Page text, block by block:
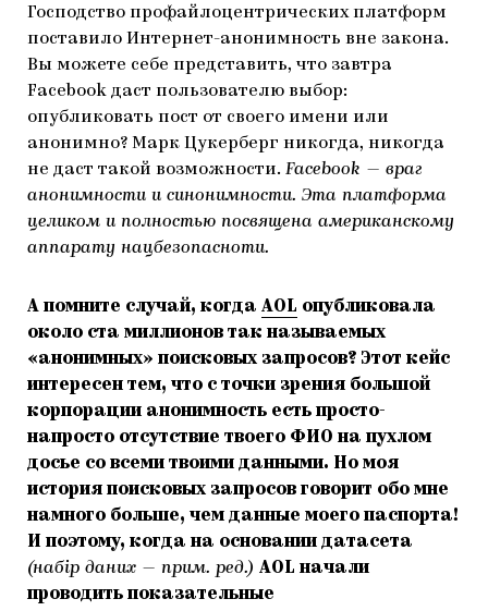
Господство профайлоцентрических платформ
поставило Интернет-анонимность вне закона.
Вы можете себе представить, что завтра
Facebook даст пользователю выбор:
опубликовать пост от своего имени или
анонимно? Марк Цукерберг никогда, никогда
не даст такой возможности. Facebook — враг
анонимности и синонимности. Эта платформа
целиком и полностью посвящена американскому
аппарату нацбезопасноти.
А помните случай, когда AOL опубликовала
около ста миллионов так называемых
«анонимных» поисковых запросов? Этот кейс
интересен тем, что с точки зрения большой
корпорации анонимность есть просто-
напросто отсутствие твоего ФИО на пухлом
досье со всеми твоими данными. Но моя
история поисковых запросов говорит обо мне
намного больше, чем данные моего паспорта!
И поэтому, когда на основании датасета
(набір даних — прим. ред.) AOL начали
проводить показательные